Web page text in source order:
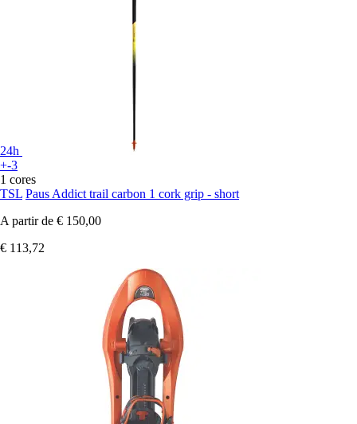
24h
+-3
1 cores
TSL Paus Addict trail carbon 1 cork grip - short
A partir de € 150,00
€ 113,72